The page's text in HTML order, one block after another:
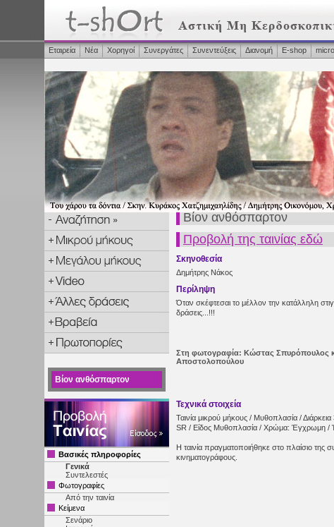
Εταιρεία Νέα Χορηγοί Συνεργάτες Συνεντεύξεις Διανομή Ε-shop
Βίον ανθόσπαρτον
Βασικές πληροφορίες
Γενικά
Συντελεστές
Φωτογραφίες
Από την ταινία
Κείμενα
Σενάριο
Βίον ανθόσπαρτον
Προβολή της ταινίας εδώ
Σκηνοθεσία
Δημήτρης Νάκος
Περίληψη
Όταν σκέφτεσαι το μέλλον την κατάλληλη
δράσεις...!!!
Στη φωτογραφία: Κώστας Σπυρόπουλος
Αποστολοπούλου
Τεχνικά στοιχεία
Ταινία μικρού μήκους / Μυθοπλασία /
SR / Είδος Μυθοπλασία / Χρώμα: Έγχρωμη /
Η ταινία πραγματοποιήθηκε στο πλαίσιο της
κινηματογράφους.